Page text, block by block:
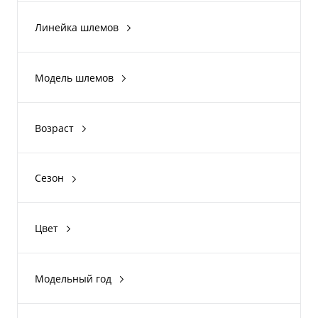
GSB
FMVSS RACING
Линейка шлемов
Модель шлемов
TX 707
218
WLT-FX V1 Race
Показать ещё 1
Возраст
Сезон
Цвет
Grey
Black Red
Модельный год